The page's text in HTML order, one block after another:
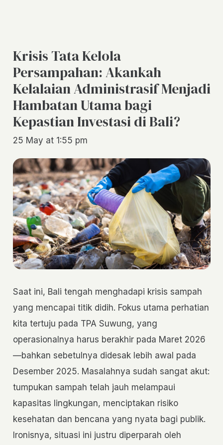
Krisis Tata Kelola
Persampahan: Akankah
Kelalaian Administrasif Menjadi
Hambatan Utama bagi
Kepastian Investasi di Bali?
25 May at 1:55 pm
Saat ini, Bali tengah menghadapi krisis sampah
yang mencapai titik didih. Fokus utama perhatian
kita tertuju pada TPA Suwung, yang
operasionalnya harus berakhir pada Maret 2026
—bahkan sebetulnya didesak lebih awal pada
Desember 2025. Masalahnya sudah sangat akut:
tumpukan sampah telah jauh melampaui
kapasitas lingkungan, menciptakan risiko
kesehatan dan bencana yang nyata bagi publik.
Ironisnya, situasi ini justru diperparah oleh